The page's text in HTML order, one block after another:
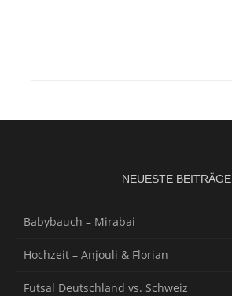
NEUESTE BEITRÄGE
Babybauch – Mirabai
Hochzeit – Anjouli & Florian
Futsal Deutschland vs. Schweiz